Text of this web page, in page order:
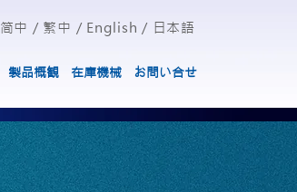
简中 / 繁中 / English / 日本語
製品概観 在庫機械 お問い合せ